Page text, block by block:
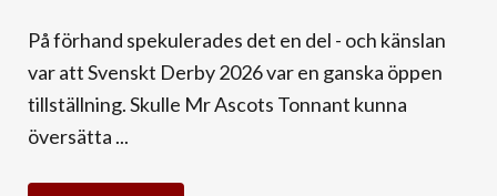
På förhand spekulerades det en del - och känslan
var att Svenskt Derby 2026 var en ganska öppen
tillställning. Skulle Mr Ascots Tonnant kunna
översätta ...